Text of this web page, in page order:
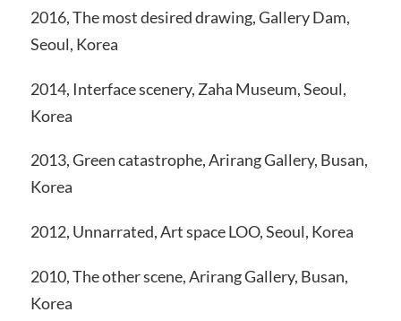
2016, The most desired drawing, Gallery Dam,
Seoul, Korea
2014, Interface scenery, Zaha Museum, Seoul,
Korea
2013, Green catastrophe, Arirang Gallery, Busan,
Korea
2012, Unnarrated, Art space LOO, Seoul, Korea
2010, The other scene, Arirang Gallery, Busan,
Korea